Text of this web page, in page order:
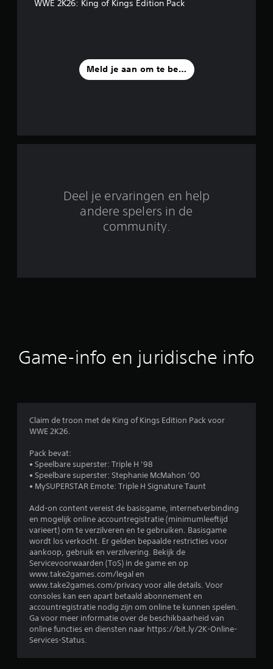
i
e
r
l
e
n
WWE 2K26: King of Kings Edition Pack
Meld je aan om te beoordelen
Deel je ervaringen en help
andere spelers in de
community.
Game-info en juridische info
Claim de troon met de King of Kings Edition Pack voor
WWE 2K26.
Pack bevat:
• Speelbare superster: Triple H ’98
• Speelbare superster: Stephanie McMahon ’00
• MySUPERSTAR Emote: Triple H Signature Taunt
Add-on content vereist de basisgame, internetverbinding
en mogelijk online accountregistratie (minimumleeftijd
varieert) om te verzilveren en te gebruiken. Basisgame
wordt los verkocht. Er gelden bepaalde restricties voor
aankoop, gebruik en verzilvering. Bekijk de
Servicevoorwaarden (ToS) in de game en op
www.take2games.com/legal en
www.take2games.com/privacy voor alle details. Voor
consoles kan een apart betaald abonnement en
accountregistratie nodig zijn om online te kunnen spelen.
Ga voor meer informatie over de beschikbaarheid van
online functies en diensten naar https://bit.ly/2K-Online-
Services-Status.